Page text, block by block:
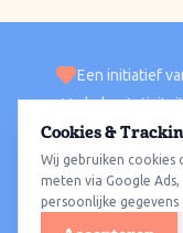
Een initiatief
Verhalen
Alle wijkenAlmere
Almere HoutAlmere
Cookies &
Wij gebruiken cookies
meten via Google
persoonlijke